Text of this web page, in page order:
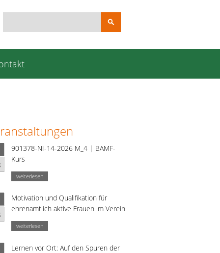
Suchbegriffe
901378-NI-14-2026 M_4 | BAMF-
Kurs
weiterlesen
Motivation und Qualifikation für
ehrenamtlich aktive Frauen im Verein
weiterlesen
Lernen vor Ort: Auf den Spuren der